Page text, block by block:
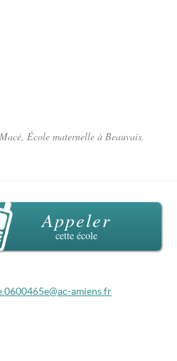
École maternelle à Beauvais.
Appeler
cette école
amiens.fr